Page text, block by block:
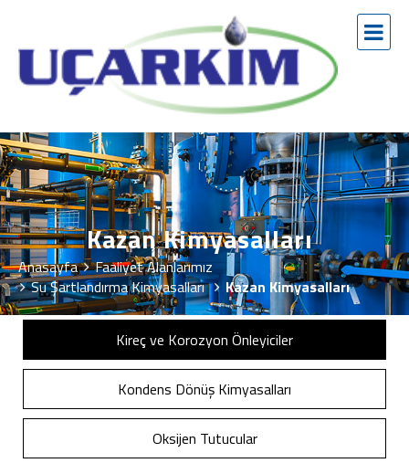
Kazan Kimyasalları
Anasayfa
Faaliyet Alanlarımız
Su Şartlandırma Kimyasalları
Kazan Kimyasalları
Kireç ve Korozyon Önleyiciler
Kondens Dönüş Kimyasalları
Oksijen Tutucular